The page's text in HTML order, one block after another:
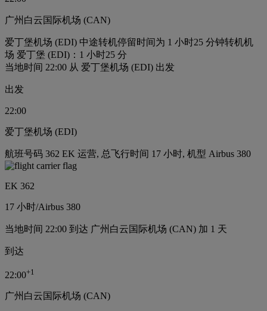
广州白云国际机场 (CAN)
爱丁堡机场 (EDI) 中途转机停留时间为 1 小时25 分钟转机机
场 爱丁堡 (EDI)：1 小时25 分
当地时间 22:00 从 爱丁堡机场 (EDI) 出发
出发
22:00
爱丁堡机场 (EDI)
航班号码 362 EK 运营, 总飞行时间 17 小时, 机型 Airbus 380
EK 362
17 小时/Airbus 380
当地时间 22:00 到达 广州白云国际机场 (CAN) 加 1 天
到达
22:00+1
广州白云国际机场 (CAN)